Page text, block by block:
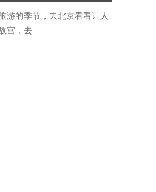
游的季节，去北京看看让人
宫，去